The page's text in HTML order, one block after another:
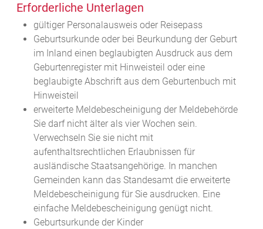
Erforderliche Unterlagen
gültiger Personalausweis oder Reisepass
Geburtsurkunde oder bei Beurkundung der Geburt
im Inland einen beglaubigten Ausdruck aus dem
Geburtenregister mit Hinweisteil oder eine
beglaubigte Abschrift aus dem Geburtenbuch mit
Hinweisteil
erweiterte Meldebescheinigung der Meldebehörde
Sie darf nicht älter als vier Wochen sein.
Verwechseln Sie sie nicht mit
aufenthaltsrechtlichen Erlaubnissen für
ausländische Staatsangehörige. In manchen
Gemeinden kann das Standesamt die erweiterte
Meldebescheinigung für Sie ausdrucken. Eine
einfache Meldebescheinigung genügt nicht.
Geburtsurkunde der Kinder